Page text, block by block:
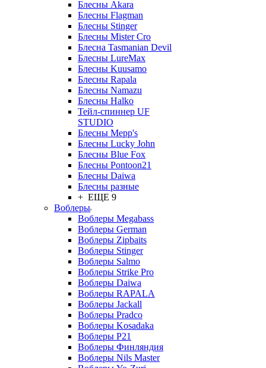
Блесны Akara
Блесны Flagman
Блесны Stinger
Блесны Mister Cro
Блесна Tasmanian Devil
Блесны LureMax
Блесны Kuusamo
Блесны Rapala
Блесны Namazu
Блесны Halko
Тейл-спиннер UF
STUDIO
Блесны Mepp's
Блесны Lucky John
Блесны Blue Fox
Блесны Pontoon21
Блесны Daiwa
Блесны разные
+ ЕЩЕ 9
Воблеры
Воблеры Megabass
Воблеры German
Воблеры Zipbaits
Воблеры Stinger
Воблеры Salmo
Воблеры Strike Pro
Воблеры Daiwa
Воблеры RAPALA
Воблеры Jackall
Воблеры Pradco
Воблеры Kosadaka
Воблеры P21
Воблеры Финляндия
Воблеры Nils Master